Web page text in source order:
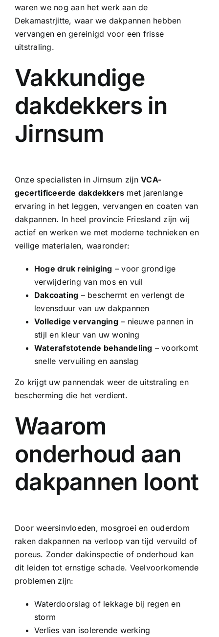
waren we nog aan het werk aan de
Dekamastrjitte, waar we dakpannen hebben
vervangen en gereinigd voor een frisse
uitstraling.
Vakkundige
dakdekkers in
Jirnsum
Onze specialisten in Jirnsum zijnVCA-
gecertificeerde dakdekkers met jarenlange
ervaring in het leggen, vervangen en coaten van
dakpannen. In heel provincie Friesland zijn wij
actief en werken we met moderne technieken en
veilige materialen, waaronder:
Hoge druk reiniging – voor grondige
verwijdering van mos en vuil
Dakcoating – beschermt en verlengt de
levensduur van uw dakpannen
Volledige vervanging– nieuwe pannen in
stijl en kleur van uw woning
Waterafstotende behandeling – voorkomt
snelle vervuiling en aanslag
Zo krijgt uw pannendak weer de uitstraling en
bescherming die het verdient.
Waarom
onderhoud aan
dakpannen loont
Door weersinvloeden, mosgroei en ouderdom
raken dakpannen na verloop van tijd vervuild of
poreus. Zonder dakinspectie of onderhoud kan
dit leiden tot ernstige schade. Veelvoorkomende
problemen zijn:
Waterdoorslag of lekkage bij regen en
storm
Verlies van isolerende werking